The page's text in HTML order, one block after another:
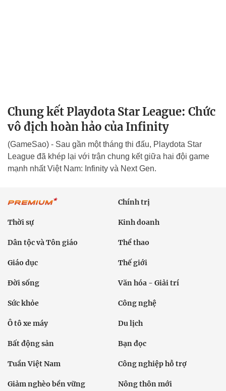
Chung kết Playdota Star League: Chức
vô địch hoàn hảo của Infinity
(GameSao) - Sau gần một tháng thi đấu, Playdota Star
League đã khép lại với trận chung kết giữa hai đội game
mạnh nhất Việt Nam: Infinity và Next Gen.
Chính trị
Thời sự Kinh doanh
Dân tộc và Tôn giáo Thể thao
Giáo dục Thế giới
Đời sống Văn hóa - Giải trí
Sức khỏe Công nghệ
Ô tô xe máy Du lịch
Bất động sản Bạn đọc
Tuần Việt Nam Công nghiệp hỗ trợ
Giảm nghèo bền vững Nông thôn mới